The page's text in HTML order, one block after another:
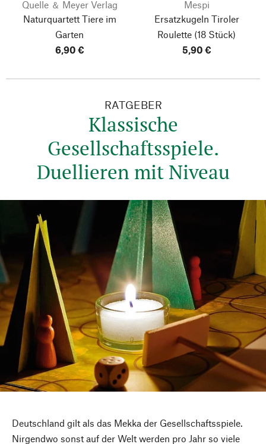
Quelle ＆ Meyer Verlag
Naturquartett Tiere im
Garten
6,90 €
Mespi
Ersatzkugeln Tiroler
Roulette (18 Stück)
5,90 €
RATGEBER
Klassische
Gesellschaftsspiele.
Duellieren mit Niveau
Deutschland gilt als das Mekka der Gesellschaftsspiele.
Nirgendwo sonst auf der Welt werden pro Jahr so viele